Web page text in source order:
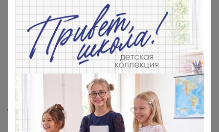
Реклама
Как здесь все устроено?
Как сделать заказ?
Как получить?
Доставка